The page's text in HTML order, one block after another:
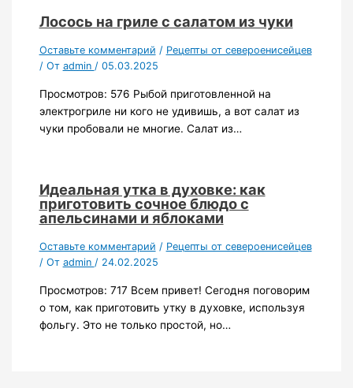
Лосось на гриле с салатом из чуки
Оставьте комментарий / Рецепты от североенисейцев
/ От admin / 05.03.2025
Просмотров: 576 Рыбой приготовленной на
электрогриле ни кого не удивишь, а вот салат из
чуки пробовали не многие. Салат из…
Идеальная утка в духовке: как
приготовить сочное блюдо с
апельсинами и яблоками
Оставьте комментарий / Рецепты от североенисейцев
/ От admin / 24.02.2025
Просмотров: 717 Всем привет! Сегодня поговорим
о том, как приготовить утку в духовке, используя
фольгу. Это не только простой, но…